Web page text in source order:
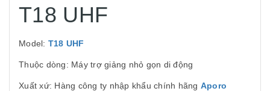
T18 UHF
Model: T18 UHF
Thuộc dòng: Máy trợ giảng nhỏ gọn di động
Xuất xứ: Hàng công ty nhập khẩu chính hãng Aporo